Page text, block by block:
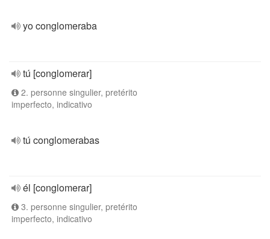
yo conglomeraba
tú [conglomerar]
2. personne singulier, pretérito
imperfecto, indicativo
tú conglomerabas
él [conglomerar]
3. personne singulier, pretérito
imperfecto, indicativo